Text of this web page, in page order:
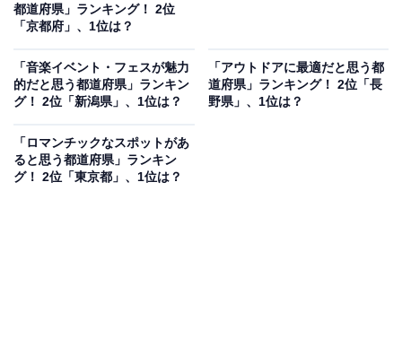
都道府県」ランキング！ 2位
「京都府」、1位は？
「音楽イベント・フェスが魅力
的だと思う都道府県」ランキン
グ！ 2位「新潟県」、1位は？
「アウトドアに最適だと思う都
道府県」ランキング！ 2位「長
野県」、1位は？
「ロマンチックなスポットがあ
ると思う都道府県」ランキン
グ！ 2位「東京都」、1位は？